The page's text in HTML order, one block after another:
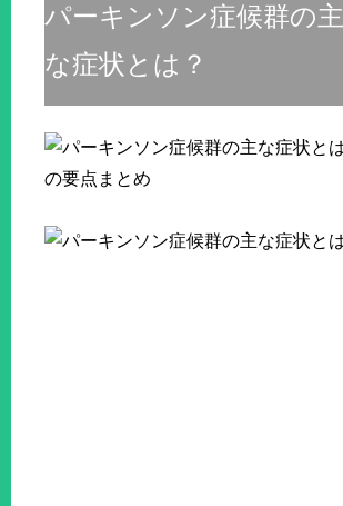
パーキンソン症候群の主
な症状とは？